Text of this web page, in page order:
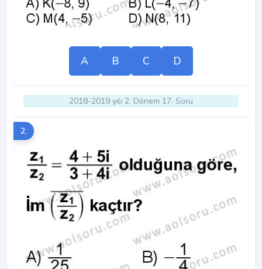
A B C D
2018-2019 yılı 2. Dönem 17. Soru
2.